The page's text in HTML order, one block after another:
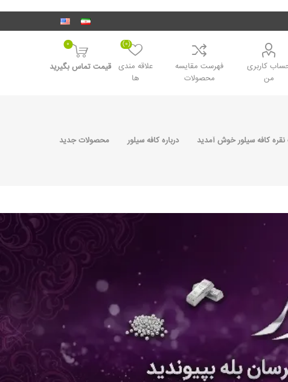
کاربری
من
فهرست مقایسه
محصولات
علاقه مندی
ها
(0)
0
قیمت تماس بگیرید
کافه سیلور خوش آمدید درباره کافه سیلور محصولات جدید